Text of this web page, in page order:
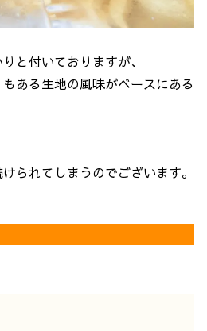
と付いておりますが、
ある生地の風味がベースにある
られてしまうのでございます。